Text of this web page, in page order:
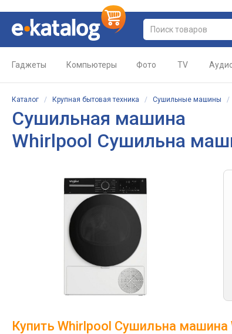
Гаджеты Компьютеры Фото TV
Каталог / Крупная бытовая техника / Сушильные машины /
Сушильная машина
Whirlpool Сушильна
Купить Whirlpool Сушильна машина